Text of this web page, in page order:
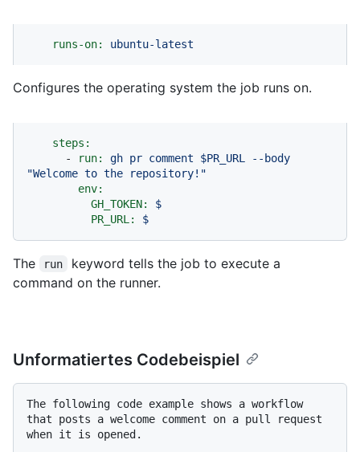
runs-on: ubuntu-latest
Configures the operating system the job runs on.
steps:
-
run: gh pr comment $PR_URL
--body
"Welcome to the repository!"
env:
GH_TOKEN:
$
PR_URL:
$
The run
keyword tells the job to execute a
command on the runner.
Unformatiertes Codebeispiel
The following code example shows a workflow
that posts a welcome comment on a pull request
when it is opened.